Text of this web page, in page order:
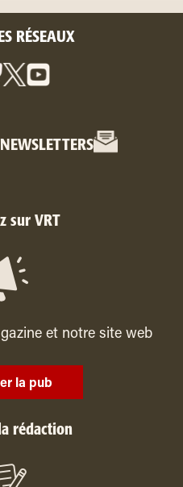
RÉSEAUX
sur VRT
et notre site web
la pub
rédaction